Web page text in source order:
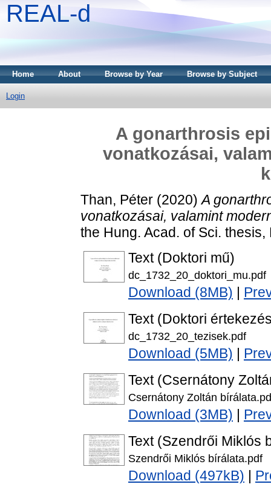
REAL-d
Home About Browse by Year Browse by Subject
Login
A gonarthrosis
vonatkozásai,
Than, Péter (2020)A
vonatkozásai, valamint
the Hung. Acad. of Sci. thesis,
Text (Doktori mű)
dc_1732_20_doktori_mu.pdf
Download (8MB)
Text (Doktori
dc_1732_20_tezisek.pdf
Download (5MB)
Text (Csernátony
Csernátony Zoltán
Download (3MB)
Text (Szendrői Miklós
Szendrői Miklós bírálata.pdf
Download (497kB)